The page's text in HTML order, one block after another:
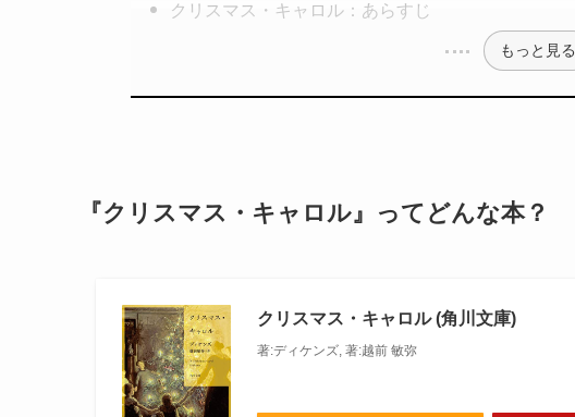
クリスマス・キャロル：あらすじ
もっと見る
『クリスマス・キャロル』ってどんな本？
クリスマス・キャロル (角川文庫)
著:ディケンズ, 著:越前 敏弥